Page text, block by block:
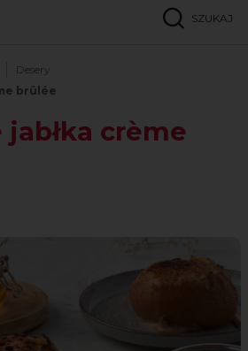
SZUKAJ
Desery
brûlée
crème
serwisie Pinterest
przepis w serwisie Facebook